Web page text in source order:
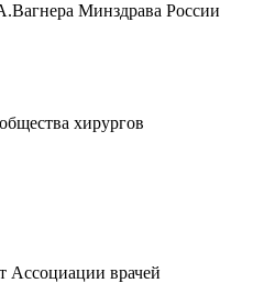
Минздрава России
хирургов
Ассоциации врачей